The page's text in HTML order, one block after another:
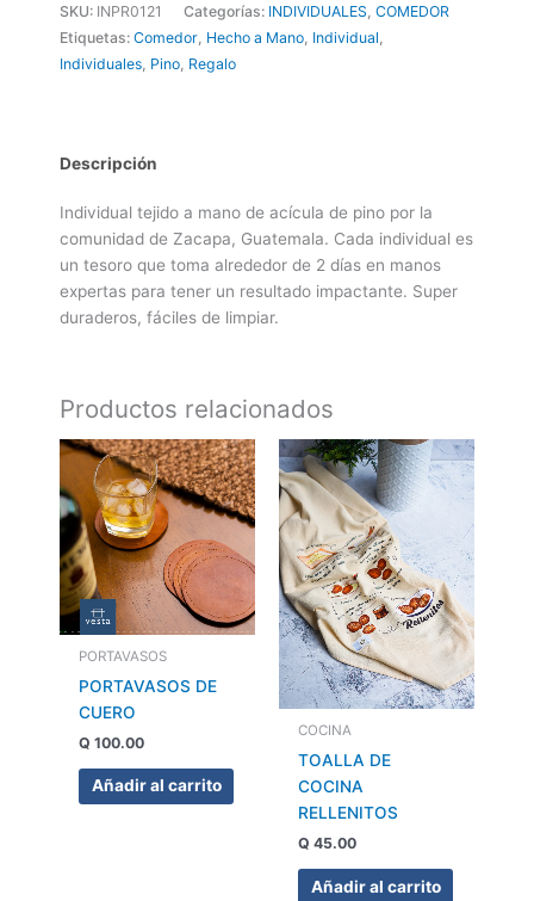
SKU: INPR0121 Categorías: INDIVIDUALES COMEDOR
Etiquetas: Comedor Hecho a Mano Individual
Individuales Pino Regalo
Descripción
Individual tejido a mano de acícula de pino por la
comunidad de Zacapa, Guatemala. Cada individual es
un tesoro que toma alrededor de 2 días en manos
expertas para tener un resultado impactante. Super
duraderos, fáciles de limpiar.
Productos relacionados
PORTAVASOS
PORTAVASOS DE
CUERO
Q 100.00
Añadir al carrito
COCINA
TOALLA DE
COCINA
RELLENITOS
Q 45.00
Añadir al carrito